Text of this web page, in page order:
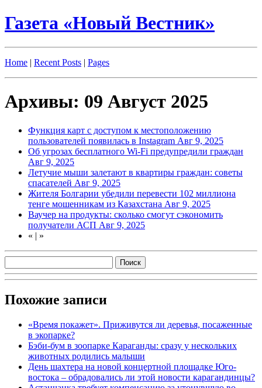
Газета «Новый Вестник»
Home | Recent Posts | Pages
Архивы: 09 Август 2025
Функция карт с доступом к местоположению
пользователей появилась в Instagram Авг 9, 2025
Об угрозах бесплатного Wi-Fi предупредили граждан
Авг 9, 2025
Летучие мыши залетают в квартиры граждан: советы
спасателей Авг 9, 2025
Жителя Болгарии убедили перевести 102 миллиона
тенге мошенникам из Казахстана Авг 9, 2025
Ваучер на продукты: сколько смогут сэкономить
получатели АСП Авг 9, 2025
« | »
Похожие записи
«Время покажет». Приживутся ли деревья, посаженные
в экопарке?
Бэби-бум в зоопарке Караганды: сразу у нескольких
животных родились малыши
День шахтера на новой концертной площадке Юго-
востока – обрадовались ли этой новости карагандинцы?